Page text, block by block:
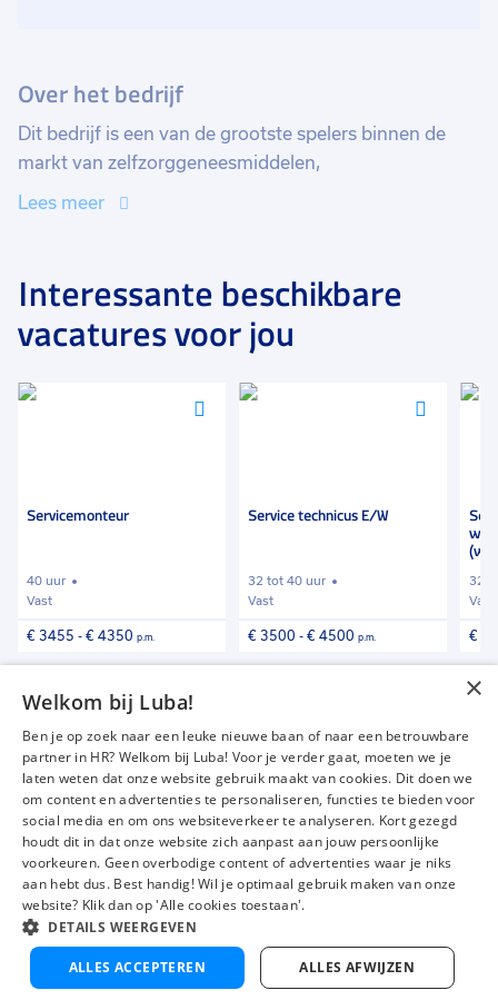
Over het bedrijf
Dit bedrijf is een van de grootste spelers binnen de
markt van zelfzorggeneesmiddelen,
gezondheidsproducten en farmaceutische
derden, zoals tabletten, sachets, capsules in flesjes en
blisterverpakkingen.
Lees meer
Interessante beschikbare
vacatures voor jou
Voeg
Servicemonteur
40 uur
Vast
€ 3455 - € 4350 p.m.
Voeg
Service technicus E/W
32 tot 40 uur
Vast
€ 3500 - € 4500 p.m.
32
Vast
€
Vind meer vacatures
Vacatures
Over ons
Werken bij Luba
Voor werkgevers
Mijn Luba
Contact
×
Welkom bij Luba!
Ben je op zoek naar een leuke nieuwe baan of naar een betrouwbare
partner in HR? Welkom bij Luba! Voor je verder gaat, moeten we je
laten weten dat onze website gebruik maakt van cookies. Dit doen we
om content en advertenties te personaliseren, functies te bieden voor
social media en om ons websiteverkeer te analyseren. Kort gezegd
houdt dit in dat onze website zich aanpast aan jouw persoonlijke
voorkeuren. Geen overbodige content of advertenties waar je niks
aan hebt dus. Best handig! Wil je optimaal gebruik maken van onze
website? Klik dan op 'Alle cookies toestaan'.
DETAILS WEERGEVEN
ALLES ACCEPTEREN ALLES AFWIJZEN